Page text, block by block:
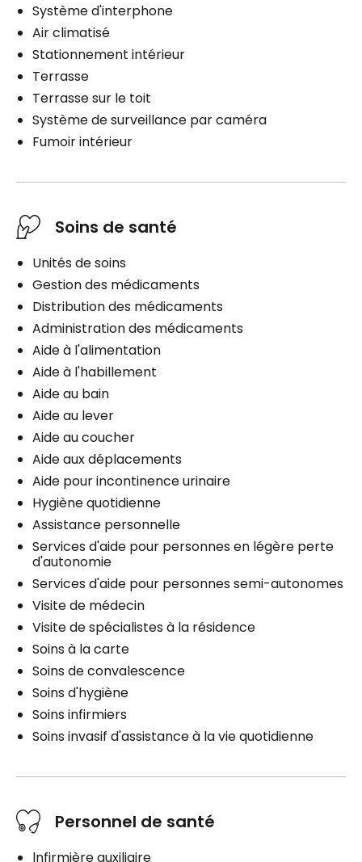
Système d'interphone
Air climatisé
Stationnement intérieur
Terrasse
Terrasse sur le toit
Système de surveillance par caméra
Fumoir intérieur
Soins de santé
Unités de soins
Gestion des médicaments
Distribution des médicaments
Administration des médicaments
Aide à l'alimentation
Aide à l'habillement
Aide au bain
Aide au lever
Aide au coucher
Aide aux déplacements
Aide pour incontinence urinaire
Hygiène quotidienne
Assistance personnelle
Services d'aide pour personnes en légère perte
d'autonomie
Services d'aide pour personnes semi-autonomes
Visite de médecin
Visite de spécialistes à la résidence
Soins à la carte
Soins de convalescence
Soins d'hygiène
Soins infirmiers
Soins invasif d'assistance à la vie quotidienne
Personnel de santé
lnfirmière auxiliaire